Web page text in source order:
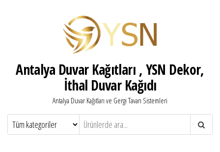
Antalya Duvar Kağıtları , YSN Dekor,
İthal Duvar Kağıdı
Antalya Duvar Kağıtları ve Gergi Tavan Sistemleri